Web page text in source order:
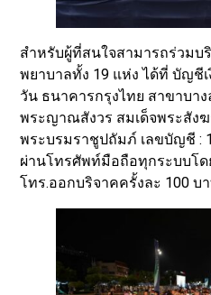
สำหรับผู้ที่สนใจสามารถร่วมบ
พยาบาลทั้ง 19 แห่ง ได้ที่ บัญชี
วัน ธนาคารกรุงไทย สาขาบา
พระญาณสังวร สมเด็จพระสัง
พระบรมราชูปถัมภ์ เลขบัญชี :
ผ่านโทรศัพท์มือถือทุกระบบโด
โทร.ออกบริจาคครั้งละ 100 บ